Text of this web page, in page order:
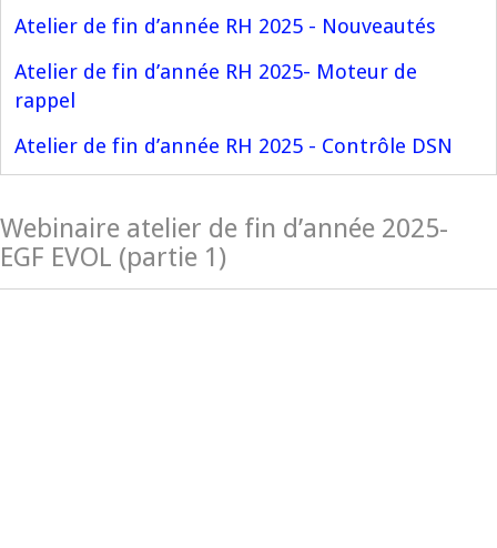
Atelier de fin d’année RH 2025 - Nouveautés
Atelier de fin d’année RH 2025- Moteur de
rappel
Atelier de fin d’année RH 2025 - Contrôle DSN
Webinaire atelier de fin d’année 2025-
EGF EVOL (partie 1)